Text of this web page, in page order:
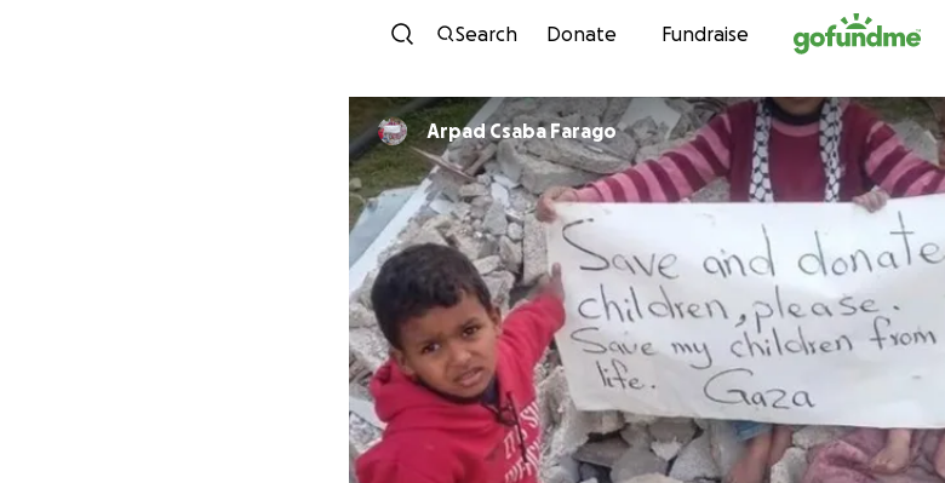
Skip to content
Search Donate Fundraise
Arpad Csaba Farago